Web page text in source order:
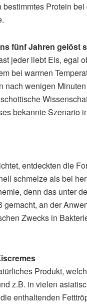
Protein
fünf Jahren gelöst
jeder liebt Eis, egal
bei warmen
nach wenigen
bekannte Szenario
entdeckten die
schmelze als bei
denn das unter
gemacht, an der
Zwecks in
Produkt,
z.B. in vielen
enthaltenden